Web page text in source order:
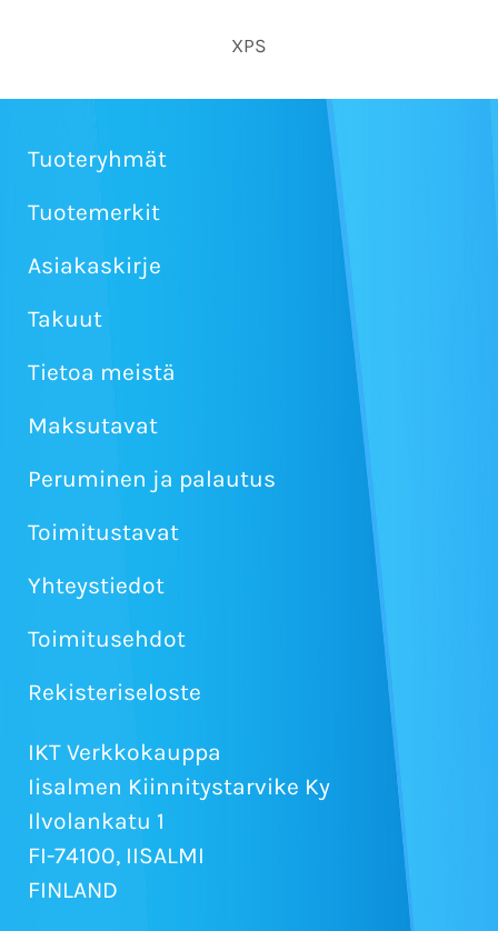
XPS
Tuoteryhmät
Tuotemerkit
Asiakaskirje
Takuut
Tietoa meistä
Maksutavat
Peruminen ja palautus
Toimitustavat
Yhteystiedot
Toimitusehdot
Rekisteriseloste
IKT Verkkokauppa
Iisalmen Kiinnitystarvike Ky
Ilvolankatu 1
FI-74100, IISALMI
FINLAND